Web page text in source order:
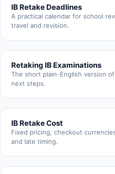
IB Retake Deadlines
A practical calendar for school
travel and revision.
Retaking IB Examinations
The short plain-English version
next steps.
IB Retake Cost
Fixed pricing, checkout
and late timing.